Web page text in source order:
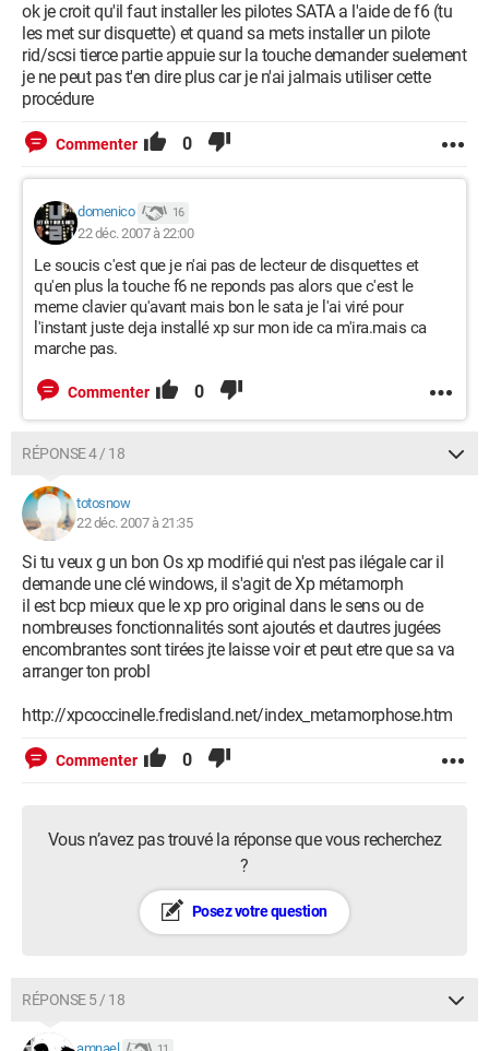
ok je croit qu'il faut installer les pilotes SATA a l'aide de f6 (tu
les met sur disquette) et quand sa mets installer un pilote
rid/scsi tierce partie appuie sur la touche demander suelement
je ne peut pas t'en dire plus car je n'ai jalmais utiliser cette
procédure
Commenter 0
domenico 16
22 déc. 2007 à 22:00
Le soucis c'est que je n'ai pas de lecteur de disquettes et
qu'en plus la touche f6 ne reponds pas alors que c'est le
meme clavier qu'avant mais bon le sata je l'ai viré pour
l'instant juste deja installé xp sur mon ide ca m'ira.mais ca
marche pas.
Commenter 0
RÉPONSE 4 / 18
totosnow
22 déc. 2007 à 21:35
Si tu veux g un bon Os xp modifié qui n'est pas ilégale car il
demande une clé windows, il s'agit de Xp métamorph
il est bcp mieux que le xp pro original dans le sens ou de
nombreuses fonctionnalités sont ajoutés et dautres jugées
encombrantes sont tirées jte laisse voir et peut etre que sa va
arranger ton probl
http://xpcoccinelle.fredisland.net/index_metamorphose.htm
Commenter 0
Vous n’avez pas trouvé la réponse que vous recherchez
?
Posez votre question
RÉPONSE 5 / 18